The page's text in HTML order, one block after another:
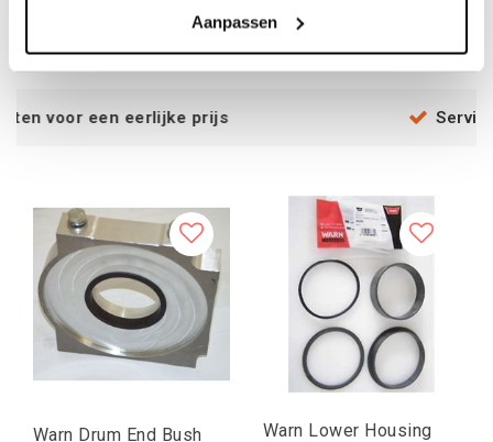
Aanpassen€85,00
prijs Service na verkoop
Warn Drum End Bush
Warn Lower Housing